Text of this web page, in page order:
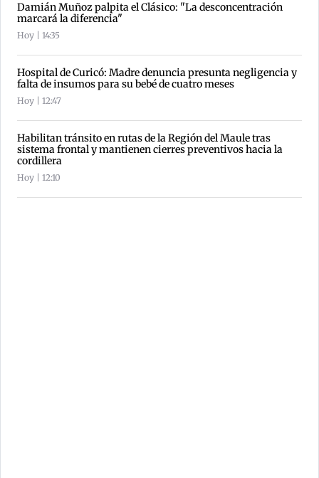
Damián Muñoz palpita el Clásico: "La desconcentración
marcará la diferencia"
Hoy | 14:35
Hospital de Curicó: Madre denuncia presunta negligencia y
falta de insumos para su bebé de cuatro meses
Hoy | 12:47
Habilitan tránsito en rutas de la Región del Maule tras
sistema frontal y mantienen cierres preventivos hacia la
cordillera
Hoy | 12:10